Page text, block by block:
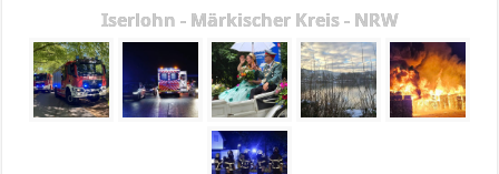
Iserlohn - Märkischer Kreis - NRW